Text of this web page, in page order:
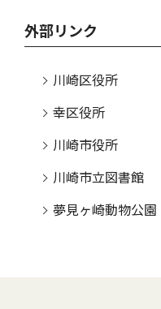
外部リンク
川崎区役所
幸区役所
川崎市役所
川崎市立図書館
夢見ヶ崎動物公園